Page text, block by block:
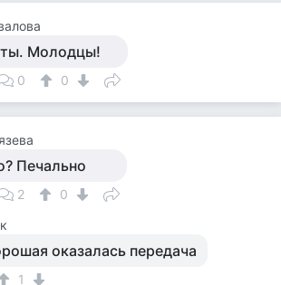
Молодцы!
0 0
Печально
2 0
оказалась передача
1